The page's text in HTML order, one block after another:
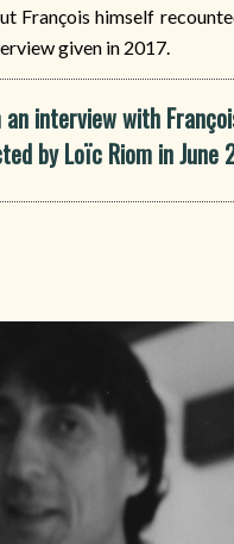
François himself
given in 2017.
interview with
by Loïc Riom in June